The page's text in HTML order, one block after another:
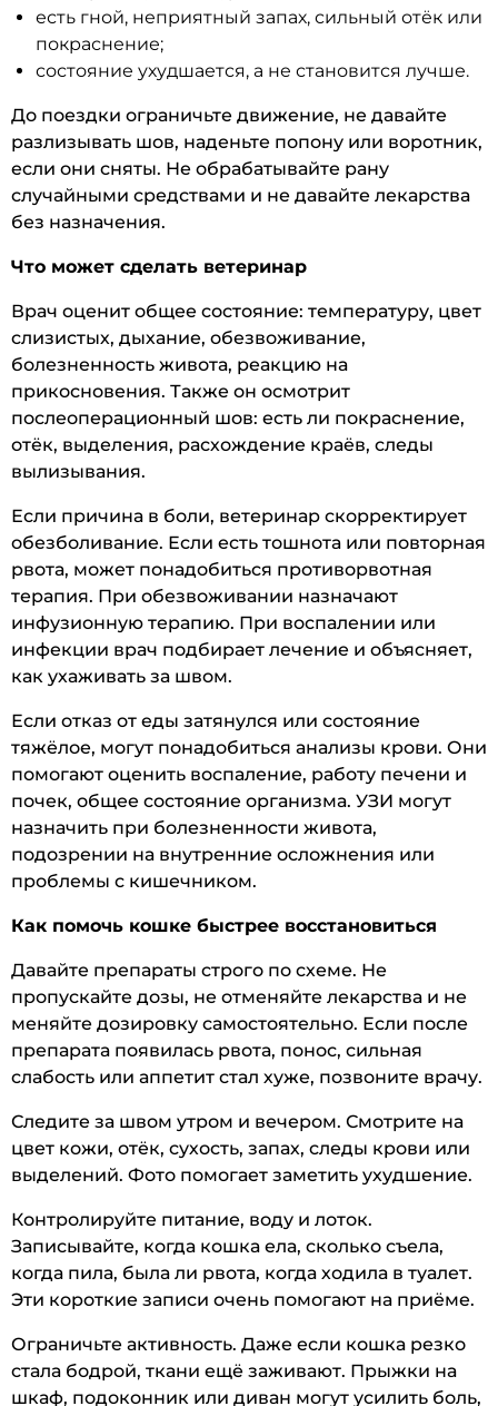
есть гной, неприятный запах, сильный отёк или
покраснение;
состояние ухудшается, а не становится лучше.
До поездки ограничьте движение, не давайте
разлизывать шов, наденьте попону или воротник,
если они сняты. Не обрабатывайте рану
случайными средствами и не давайте лекарства
без назначения.
Что может сделать ветеринар
Врач оценит общее состояние: температуру, цвет
слизистых, дыхание, обезвоживание,
болезненность живота, реакцию на
прикосновения. Также он осмотрит
послеоперационный шов: есть ли покраснение,
отёк, выделения, расхождение краёв, следы
вылизывания.
Если причина в боли, ветеринар скорректирует
обезболивание. Если есть тошнота или повторная
рвота, может понадобиться противорвотная
терапия. При обезвоживании назначают
инфузионную терапию. При воспалении или
инфекции врач подбирает лечение и объясняет,
как ухаживать за швом.
Если отказ от еды затянулся или состояние
тяжёлое, могут понадобиться анализы крови. Они
помогают оценить воспаление, работу печени и
почек, общее состояние организма. УЗИ могут
назначить при болезненности живота,
подозрении на внутренние осложнения или
проблемы с кишечником.
Как помочь кошке быстрее восстановиться
Давайте препараты строго по схеме. Не
пропускайте дозы, не отменяйте лекарства и не
меняйте дозировку самостоятельно. Если после
препарата появилась рвота, понос, сильная
слабость или аппетит стал хуже, позвоните врачу.
Следите за швом утром и вечером. Смотрите на
цвет кожи, отёк, сухость, запах, следы крови или
выделений. Фото помогает заметить ухудшение.
Контролируйте питание, воду и лоток.
Записывайте, когда кошка ела, сколько съела,
когда пила, была ли рвота, когда ходила в туалет.
Эти короткие записи очень помогают на приёме.
Ограничьте активность. Даже если кошка резко
стала бодрой, ткани ещё заживают. Прыжки на
шкаф, подоконник или диван могут усилить боль,